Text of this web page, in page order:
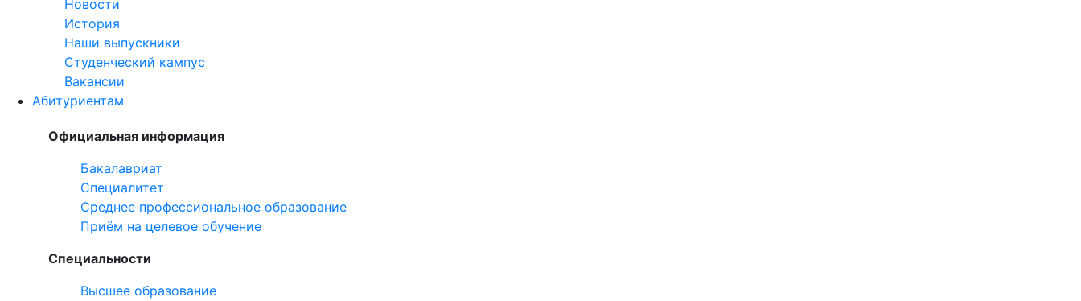
Новости
История
Наши выпускники
Студенческий кампус
Вакансии
Абитуриентам
Официальная информация
Бакалавриат
Специалитет
Среднее профессиональное образование
Приём на целевое обучение
Специальности
Высшее образование